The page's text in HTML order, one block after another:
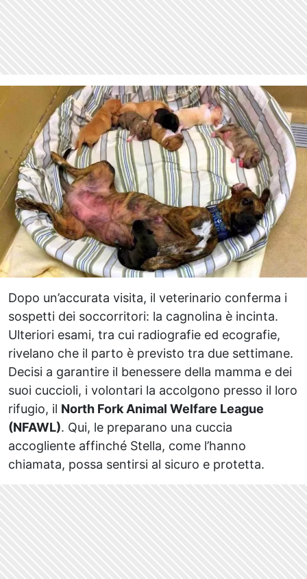
Dopo un’accurata visita, il veterinario conferma i
sospetti dei soccorritori: la cagnolina è incinta.
Ulteriori esami, tra cui radiografie ed ecografie,
rivelano che il parto è previsto tra due settimane.
Decisi a garantire il benessere della mamma e dei
suoi cuccioli, i volontari la accolgono presso il loro
rifugio, il North Fork Animal Welfare League
(NFAWL). Qui, le preparano una cuccia
accogliente affinché Stella, come l’hanno
chiamata, possa sentirsi al sicuro e protetta.